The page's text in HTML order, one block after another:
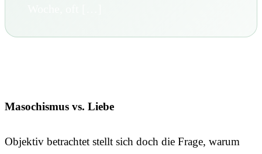
Masochismus vs. Liebe
Objektiv betrachtet stellt sich doch die Frage, warum